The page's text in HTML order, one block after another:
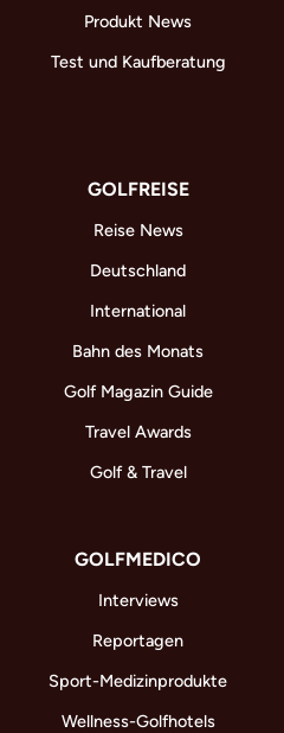
Produkt News
Test und Kaufberatung
GOLFREISE
Reise News
Deutschland
International
Bahn des Monats
Golf Magazin Guide
Travel Awards
Golf & Travel
GOLFMEDICO
Interviews
Reportagen
Sport-Medizinprodukte
Wellness-Golfhotels